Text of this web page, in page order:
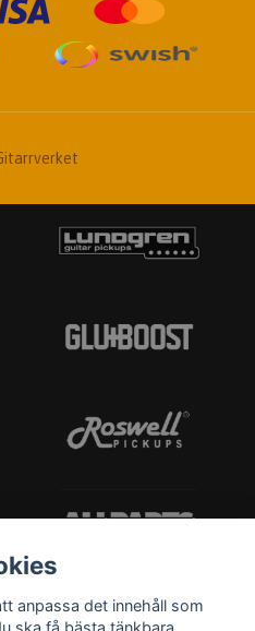
anpassa det innehåll som
ska få bästa tänkbara